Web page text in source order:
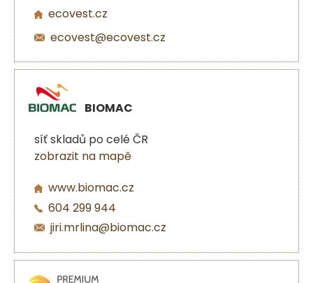
ecovest.cz
ecovest@ecovest.cz
BIOMAC
síť skladů po celé ČR
zobrazit na mapě
www.biomac.cz
604 299 944
jiri.mrlina@biomac.cz